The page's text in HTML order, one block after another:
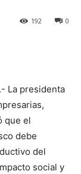
0
192
La presidenta
que el
debe
del
social y